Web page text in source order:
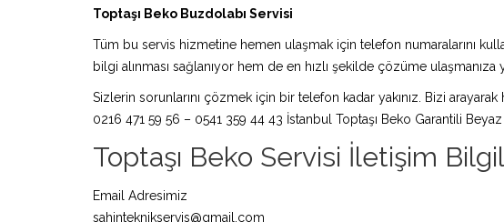
Toptaşı Beko Buzdolabı Servisi
Tüm bu servis hizmetine hemen ulaşmak için telefon numaralarını
bilgi alınması sağlanıyor hem de en hızlı şekilde çözüme ulaşmanıza
Sizlerin sorunlarını çözmek için bir telefon kadar yakınız. Bizi
0216 471 59 56 – 0541 359 44 43 İstanbul Toptaşı Beko Garantili
Toptaşı Beko Servisi İletişim
Email Adresimiz
sahinteknikservis@gmail.com